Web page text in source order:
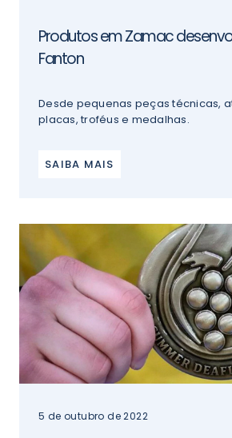
Produtos em Zamac
Fanton
Desde pequenas peças técnicas,
placas, troféus e medalhas.
SAIBA MAIS
5 de outubro de 2022